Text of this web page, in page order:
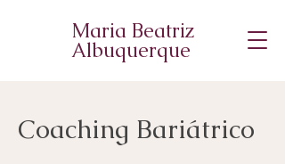
Maria Beatriz
Albuquerque
Coaching Bariátrico